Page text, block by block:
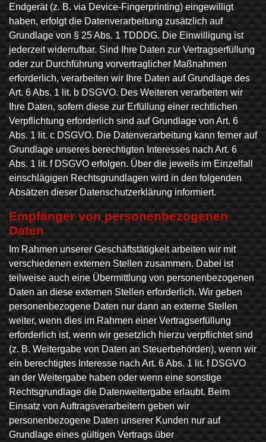
Endgerät (z. B. via Device-Fingerprinting) eingewilligt
haben, erfolgt die Datenverarbeitung zusätzlich auf
Grundlage von § 25 Abs. 1 TDDDG. Die Einwilligung ist
jederzeit widerrufbar. Sind Ihre Daten zur Vertragserfüllung
oder zur Durchführung vorvertraglicher Maßnahmen
erforderlich, verarbeiten wir Ihre Daten auf Grundlage des
Art. 6 Abs. 1 lit. b DSGVO. Des Weiteren verarbeiten wir
Ihre Daten, sofern diese zur Erfüllung einer rechtlichen
Verpflichtung erforderlich sind auf Grundlage von Art. 6
Abs. 1 lit. c DSGVO. Die Datenverarbeitung kann ferner auf
Grundlage unseres berechtigten Interesses nach Art. 6
Abs. 1 lit. f DSGVO erfolgen. Über die jeweils im Einzelfall
einschlägigen Rechtsgrundlagen wird in den folgenden
Absätzen dieser Datenschutzerklärung informiert.
Empfänger von personenbezogenen
Daten
Im Rahmen unserer Geschäftstätigkeit arbeiten wir mit
verschiedenen externen Stellen zusammen. Dabei ist
teilweise auch eine Übermittlung von personenbezogenen
Daten an diese externen Stellen erforderlich. Wir geben
personenbezogene Daten nur dann an externe Stellen
weiter, wenn dies im Rahmen einer Vertragserfüllung
erforderlich ist, wenn wir gesetzlich hierzu verpflichtet sind
(z. B. Weitergabe von Daten an Steuerbehörden), wenn wir
ein berechtigtes Interesse nach Art. 6 Abs. 1 lit. f DSGVO
an der Weitergabe haben oder wenn eine sonstige
Rechtsgrundlage die Datenweitergabe erlaubt. Beim
Einsatz von Auftragsverarbeitern geben wir
personenbezogene Daten unserer Kunden nur auf
Grundlage eines gültigen Vertrags über